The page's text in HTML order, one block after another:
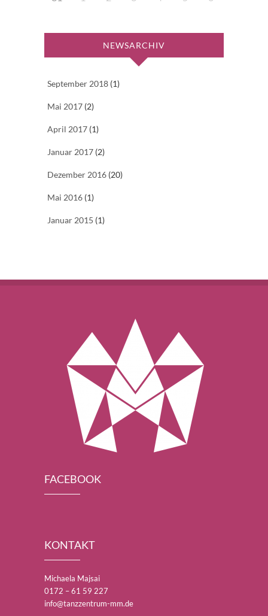
NEWSARCHIV
September 2018 (1)
Mai 2017 (2)
April 2017 (1)
Januar 2017 (2)
Dezember 2016 (20)
Mai 2016 (1)
Januar 2015 (1)
FACEBOOK
KONTAKT
Michaela Majsai
0172 – 61 59 227
info@tanzzentrum-mm.de